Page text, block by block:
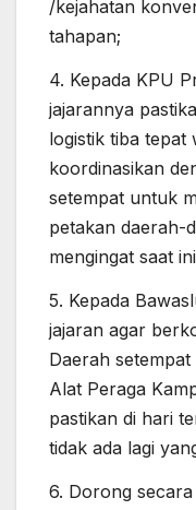
/kejahatan
tahapan;
4. Kepada KPU
jajarannya
logistik tiba tepat
koordinasikan
setempat untuk
petakan daerah-
mengingat saat
5. Kepada
jajaran agar
Daerah
Alat Peraga
pastikan di hari
tidak ada lagi
6. Dorong